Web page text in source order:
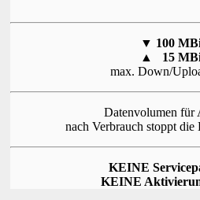
▼ 100
▲ 15
max. Down/
Datenvolumen für
nach Verbrauch stoppt die
KEINE
KEINE